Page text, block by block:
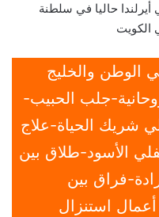
حاليا في سلطنة
الكويت
الوطن والخليج
جلب الحبيب-
شريك الحياة-علاج
الأسود-طلاق بين
فراق بين
استنزال